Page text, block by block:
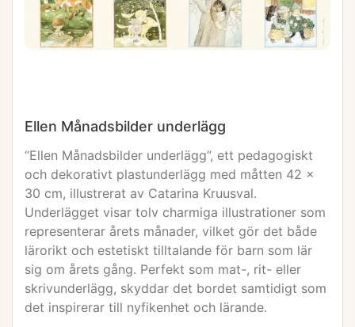
Ellen Månadsbilder underlägg
“Ellen Månadsbilder underlägg”, ett pedagogiskt
och dekorativt plastunderlägg med måtten 42 x
30 cm, illustrerat av Catarina Kruusval.
Underlägget visar tolv charmiga illustrationer som
representerar årets månader, vilket gör det både
lärorikt och estetiskt tilltalande för barn som lär
sig om årets gång. Perfekt som mat-, rit- eller
skrivunderlägg, skyddar det bordet samtidigt som
det inspirerar till nyfikenhet och lärande.